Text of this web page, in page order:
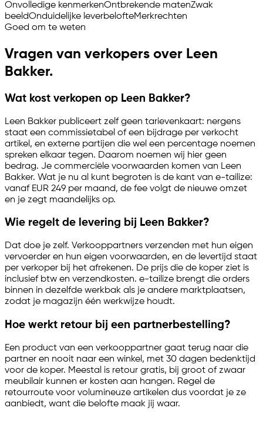
Onvolledige kenmerkenOntbrekende matenZwak
beeldOnduidelijke leverbelofteMerkrechten
Goed om te weten
Vragen van verkopers over Leen
Bakker.
Wat kost verkopen op Leen Bakker?
Leen Bakker publiceert zelf geen tarievenkaart: nergens
staat een commissietabel of een bijdrage per verkocht
artikel, en externe partijen die wel een percentage noemen
spreken elkaar tegen. Daarom noemen wij hier geen
bedrag. Je commerciële voorwaarden komen van Leen
Bakker. Wat je nu al kunt begroten is de kant van e-tailize:
vanaf EUR 249 per maand, de fee volgt de nieuwe omzet
en je zegt maandelijks op.
Wie regelt de levering bij Leen Bakker?
Dat doe je zelf. Verkooppartners verzenden met hun eigen
vervoerder en hun eigen voorwaarden, en de levertijd staat
per verkoper bij het afrekenen. De prijs die de koper ziet is
inclusief btw en verzendkosten. e-tailize brengt die orders
binnen in dezelfde werkbak als je andere marktplaatsen,
zodat je magazijn één werkwijze houdt.
Hoe werkt retour bij een partnerbestelling?
Een product van een verkooppartner gaat terug naar die
partner en nooit naar een winkel, met 30 dagen bedenktijd
voor de koper. Meestal is retour gratis, bij groot of zwaar
meubilair kunnen er kosten aan hangen. Regel de
retourroute voor volumineuze artikelen dus voordat je ze
aanbiedt, want die belofte maak jij waar.